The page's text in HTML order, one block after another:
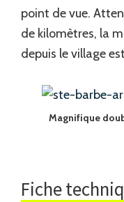
point de vue.
de kilomètres, la
depuis le village
Magnifique
Fiche